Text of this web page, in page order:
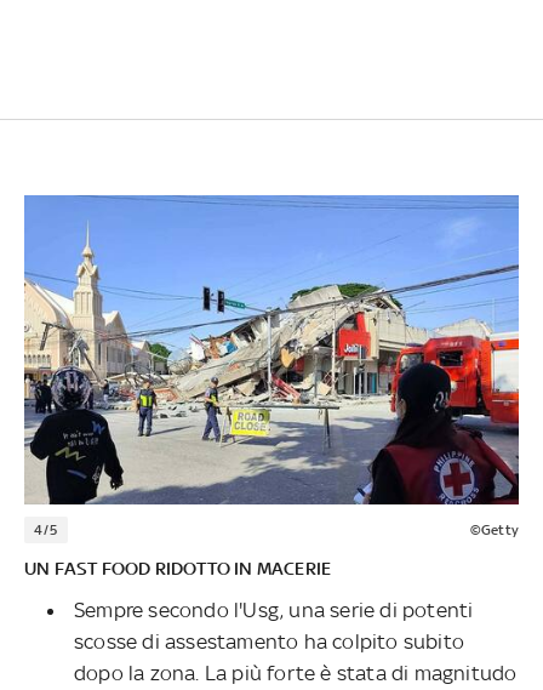
4/5 ©Getty
UN FAST FOOD RIDOTTO IN MACERIE
Sempre secondo l'Usg, una serie di potenti
scosse di assestamento ha colpito subito
dopo la zona. La più forte è stata di magnitudo